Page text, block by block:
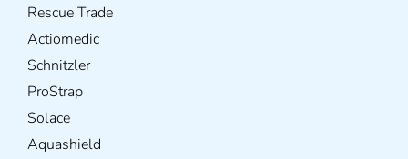
Rescue Trade
Actiomedic
Schnitzler
ProStrap
Solace
Aquashield